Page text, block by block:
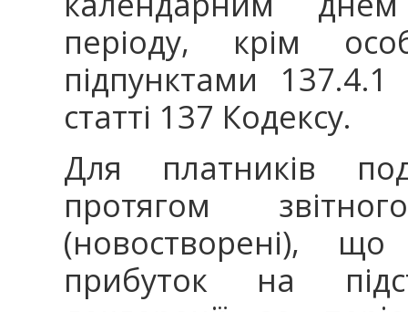
періоду, крім
підпунктами
статті 137 Кодексу.
Для платників
протягом
(новостворені),
прибуток на